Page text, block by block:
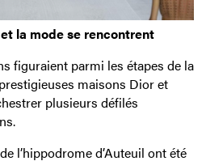
la mode se rencontrent
figuraient parmi les étapes de la
maisons Dior et
plusieurs défilés
l’hippodrome d’Auteuil ont été